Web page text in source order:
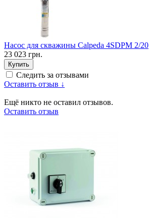
Насос для скважины Calpeda 4SDPM 2/20
23 023 грн.
Купить
Следить за отзывами
Оставить отзыв ↓
Ещё никто не оставил отзывов.
Оставить отзыв